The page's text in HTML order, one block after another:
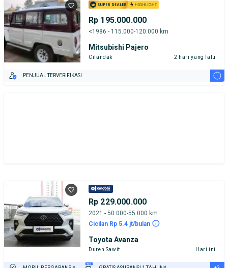
Rp 195.000.000
<1986 - 115.000-120.000 km
Mitsubishi Pajero
Cilandak 2 hari yang lalu
PENJUAL TERVERIFIKASI i
Rp 229.000.000
2021 - 50.000-55.000 km
Cicilan Rp 5.4 jt/bulan
Toyota Avanza
Duren Sawit Hari ini